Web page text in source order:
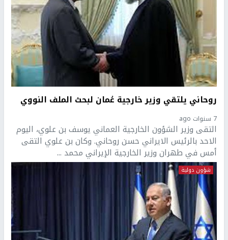
روحاني يلتقي وزير خارجية عُمان لبحث الملف النووي
7 سنوات ago
التقى وزير الشؤون الخارجية العماني يوسف بن علوي، اليوم
الاحد بالرئيس الايراني حسن روحاني. وكان بن علوي التقى
أمس في طهران وزير الخارجية الإيراني محمد ...
شؤون دولية